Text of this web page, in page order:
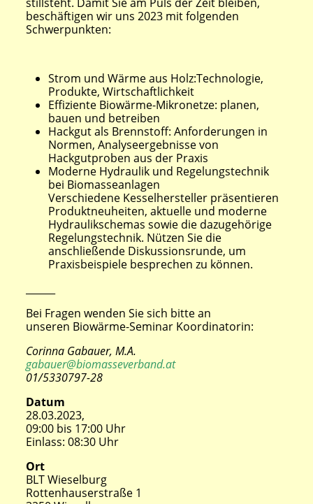
beschäftigen wir uns 2023 mit folgenden
Schwerpunkten:
Strom und Wärme aus Holz:Technologie,
Produkte, Wirtschaftlichkeit
Effiziente Biowärme-Mikronetze: planen,
bauen und betreiben
Hackgut als Brennstoff: Anforderungen in
Normen, Analyseergebnisse von
Hackgutproben aus der Praxis
Moderne Hydraulik und Regelungstechnik
bei Biomasseanlagen
Verschiedene Kesselhersteller präsentieren
Produktneuheiten, aktuelle und moderne
Hydraulikschemas sowie die dazugehörige
Regelungstechnik. Nützen Sie die
anschließende Diskussionsrunde, um
Praxisbeispiele besprechen zu können.
Bei Fragen wenden Sie sich bitte an
unseren Biowärme-Seminar Koordinatorin:
Corinna Gabauer, M.A.
gabauer@biomasseverband.at
01/5330797-28
Datum
28.03.2023,
09:00 bis 17:00 Uhr
Einlass: 08:30 Uhr
Ort
BLT Wieselburg
Rottenhauserstraße 1